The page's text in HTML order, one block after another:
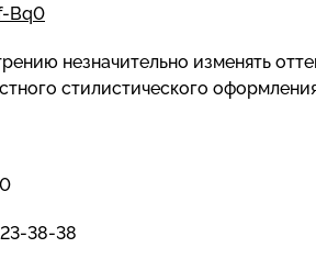
Bq0
незначительно изменять
стилистического
38-38